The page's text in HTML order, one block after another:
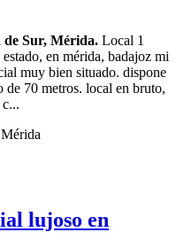
de Sur, Mérida. Local 1
en mérida, badajoz mi
muy bien situado. dispone
de 70 metros. local en bruto,
lujoso en